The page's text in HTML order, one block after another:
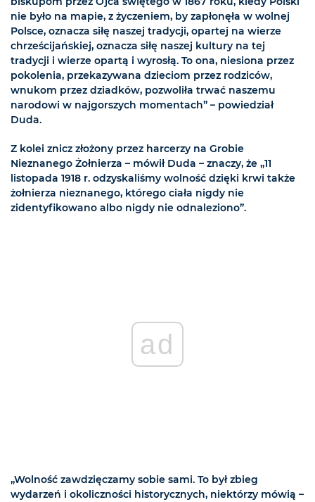
nie było na mapie, z życzeniem, by zapłonęła w wolnej
Polsce, oznacza siłę naszej tradycji, opartej na wierze
chrześcijańskiej, oznacza siłę naszej kultury na tej
tradycji i wierze opartą i wyrosłą. To ona, niesiona przez
pokolenia, przekazywana dzieciom przez rodziców,
wnukom przez dziadków, pozwoliła trwać naszemu
narodowi w najgorszych momentach” – powiedział
Duda.
Z kolei znicz złożony przez harcerzy na Grobie
Nieznanego Żołnierza – mówił Duda – znaczy, że „11
listopada 1918 r. odzyskaliśmy wolność dzięki krwi także
żołnierza nieznanego, którego ciała nigdy nie
zidentyfikowano albo nigdy nie odnaleziono”.
ad
„Wolność zawdzięczamy sobie sami. To był zbieg
wydarzeń i okoliczności historycznych, niektórzy mówią –